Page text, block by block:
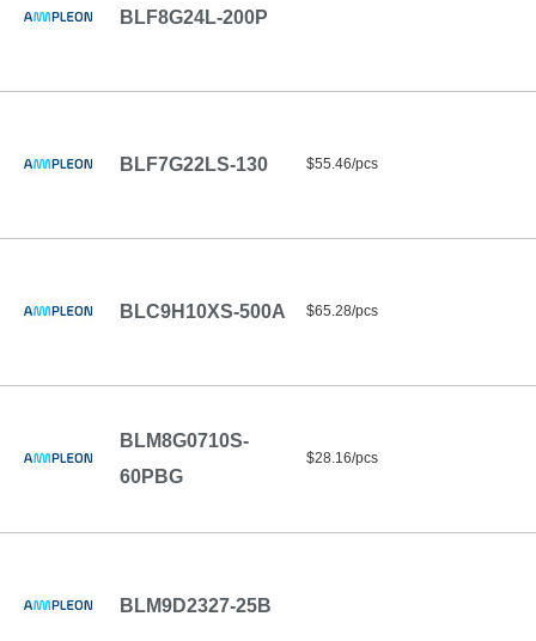
BLF8G24L-200P
BLF7G22LS-130 $55.46/pcs
BLC9H10XS-500A $65.28/pcs
BLM8G0710S-
60PBG
$28.16/pcs
BLM9D2327-25B